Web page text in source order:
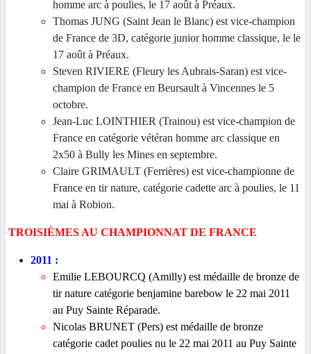
homme arc à poulies, le 17 août à Préaux.
Thomas JUNG (Saint Jean le Blanc) est vice-champion
de France de 3D, catégorie junior homme classique, le le
17 août à Préaux.
Steven RIVIERE (Fleury les Aubrais-Saran) est vice-
champion de France en Beursault à Vincennes le 5
octobre.
Jean-Luc LOINTHIER (Trainou) est vice-champion de
France en catégorie vétéran homme arc classique en
2x50 à Bully les Mines en septembre.
Claire GRIMAULT (Ferrières) est vice-championne de
France en tir nature, catégorie cadette arc à poulies, le 11
mai à Robion.
TROISIÈMES AU CHAMPIONNAT DE FRANCE
2011 :
Emilie LEBOURCQ (Amilly) est médaille de bronze de
tir nature catégorie benjamine barebow le 22 mai 2011
au Puy Sainte Réparade.
Nicolas BRUNET (Pers) est médaille de bronze
catégorie cadet poulies nu le 22 mai 2011 au Puy Sainte